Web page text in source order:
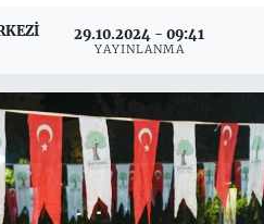
29.10.2024 - 09:41
YAYINLANMA